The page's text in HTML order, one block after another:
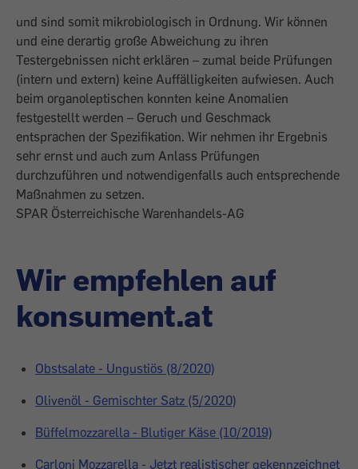
und sind somit mikrobiologisch in Ordnung. Wir können
und eine derartig große Abweichung zu ihren
Testergebnissen nicht erklären – zumal beide Prüfungen
(intern und extern) keine Auffälligkeiten aufwiesen. Auch
beim organoleptischen konnten keine Anomalien
festgestellt werden – Geruch und Geschmack
entsprachen der Spezifikation. Wir nehmen ihr Ergebnis
sehr ernst und auch zum Anlass Prüfungen
durchzuführen und notwendigenfalls auch entsprechende
Maßnahmen zu setzen.
SPAR Österreichische Warenhandels-AG
Wir empfehlen auf
konsument.at
Obstsalate - Ungustiös (8/2020)
Olivenöl - Gemischter Satz (5/2020)
Büffelmozzarella - Blutiger Käse (10/2019)
Carloni Mozzarella - Jetzt realistischer gekennzeichnet